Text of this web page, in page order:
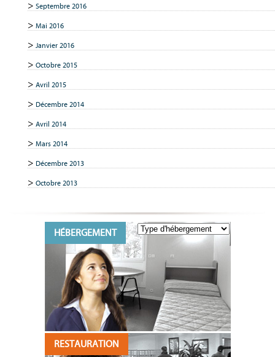
Septembre 2016
Mai 2016
Janvier 2016
Octobre 2015
Avril 2015
Décembre 2014
Avril 2014
Mars 2014
Décembre 2013
Octobre 2013
HÉBERGEMENT
RESTAURATION